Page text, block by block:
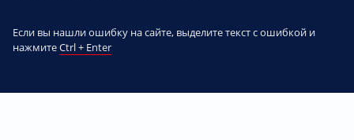
Если вы нашли ошибку на сайте, выделите текст с ошибкой и
нажмитеCtrl + Enter